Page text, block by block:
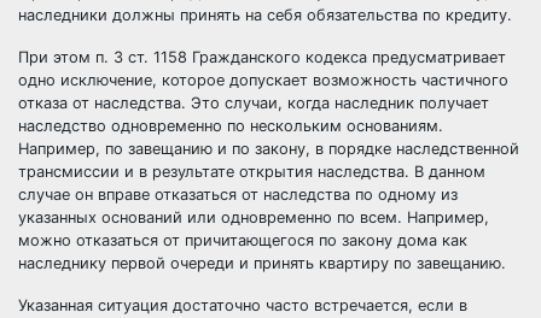
наследники должны принять на себя обязательства по кредиту.
При этом п. 3 ст. 1158 Гражданского кодекса предусматривает
одно исключение, которое допускает возможность частичного
отказа от наследства. Это случаи, когда наследник получает
наследство одновременно по нескольким основаниям.
Например, по завещанию и по закону, в порядке наследственной
трансмиссии и в результате открытия наследства. В данном
случае он вправе отказаться от наследства по одному из
указанных оснований или одновременно по всем. Например,
можно отказаться от причитающегося по закону дома как
наследнику первой очереди и принять квартиру по завещанию.
Указанная ситуация достаточно часто встречается, если в